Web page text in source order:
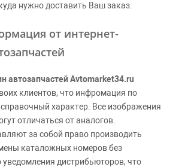
нужно доставить Ваш заказ.
от интернет-
автозапчастей Avtomarket34.ru
клиентов, что инфромация по
характер. Все изображения
отличаться от аналогов.
за собой право производить
каталожных номеров без
уведомления дистрибьюторов, что